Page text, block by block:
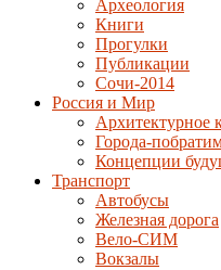
Археология
Книги
Прогулки
Публикации
Сочи-2014
Россия и Мир
Архитектурное
Города-
Концепции
Транспорт
Автобусы
Железная дорога
Вело-СИМ
Вокзалы